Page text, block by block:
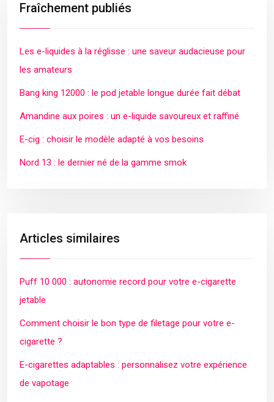
Fraîchement publiés
Les e-liquides à la réglisse : une saveur audacieuse pour
les amateurs
Bang king 12000 : le pod jetable longue durée fait débat
Amandine aux poires : un e-liquide savoureux et raffiné
E-cig : choisir le modèle adapté à vos besoins
Nord 13 : le dernier né de la gamme smok
Articles similaires
Puff 10 000 : autonomie record pour votre e-cigarette
jetable
Comment choisir le bon type de filetage pour votre e-
cigarette ?
E-cigarettes adaptables : personnalisez votre expérience
de vapotage